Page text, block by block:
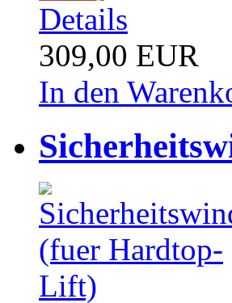
Details
309,00 EUR
In den